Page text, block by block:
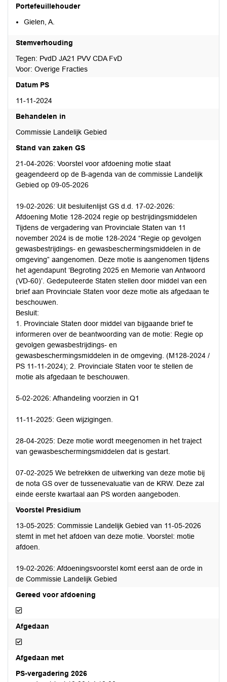
Portefeuillehouder
Gielen, A.
Stemverhouding
Tegen: PvdD JA21 PVV CDA FvD
Voor: Overige Fracties
Datum PS
11-11-2024
Behandelen in
Commissie Landelijk Gebied
Stand van zaken GS
21-04-2026: Voorstel voor afdoening motie staat
geagendeerd op de B-agenda van de commissie Landelijk
Gebied op 09-05-2026
19-02-2026: Uit besluitenlijst GS d.d. 17-02-2026:
Afdoening Motie 128-2024 regie op bestrijdingsmiddelen
Tijdens de vergadering van Provinciale Staten van 11
november 2024 is de motie 128-2024 “Regie op gevolgen
gewasbestrijdings- en gewasbeschermingsmiddelen in de
omgeving” aangenomen. Deze motie is aangenomen tijdens
het agendapunt ‘Begroting 2025 en Memorie van Antwoord
(VD-60)’. Gedeputeerde Staten stellen door middel van een
brief aan Provinciale Staten voor deze motie als afgedaan te
beschouwen.
Besluit:
1. Provinciale Staten door middel van bijgaande brief te
informeren over de beantwoording van de motie: Regie op
gevolgen gewasbestrijdings- en
gewasbeschermingsmiddelen in de omgeving. (M128-2024 /
PS 11-11-2024); 2. Provinciale Staten voor te stellen de
motie als afgedaan te beschouwen.
5-02-2026: Afhandeling voorzien in Q1
11-11-2025: Geen wijzigingen.
28-04-2025: Deze motie wordt meegenomen in het traject
van gewasbeschermingsmiddelen dat is gestart.
07-02-2025 We betrekken de uitwerking van deze motie bij
de nota GS over de tussenevaluatie van de KRW. Deze zal
einde eerste kwartaal aan PS worden aangeboden.
Voorstel Presidium
13-05-2025: Commissie Landelijk Gebied van 11-05-2026
stemt in met het afdoen van deze motie. Voorstel: motie
afdoen.
19-02-2026: Afdoeningsvoorstel komt eerst aan de orde in
de Commissie Landelijk Gebied
Gereed voor afdoening
Gereed voor afdoening
Afgedaan
Afgedaan
Afgedaan met
PS-vergadering 2026